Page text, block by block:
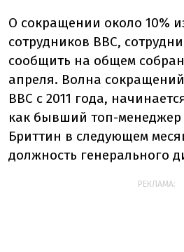
О сокращении около 10%
сотрудников BBC,
сообщить на общем
апреля. Волна
BBC с 2011 года,
как бывший топ-менеджер
Бриттин в следующем
должность генерального
РЕКЛАМА: